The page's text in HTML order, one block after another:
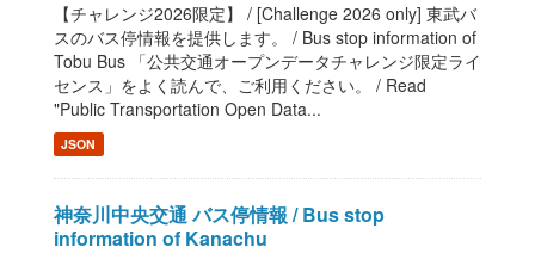
【チャレンジ2026限定】 / [Challenge 2026 only] 東武バ
スのバス停情報を提供します。 / Bus stop information of
Tobu Bus 「公共交通オープンデータチャレンジ限定ライ
センス」をよく読んで、ご利用ください。 / Read
"Public Transportation Open Data...
JSON
神奈川中央交通 バス停情報 / Bus stop
information of Kanachu